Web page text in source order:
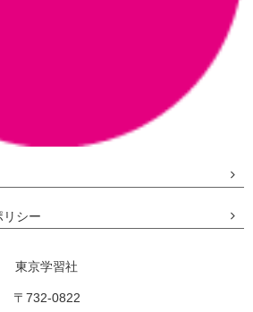
シー
東京学習社
〒732-0822